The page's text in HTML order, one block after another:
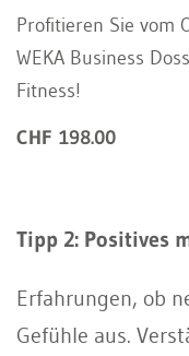
Profitieren Sie vom
WEKA Business
Fitness!
CHF 198.00
Tipp 2: Positives
Erfahrungen, ob
Gefühle aus.